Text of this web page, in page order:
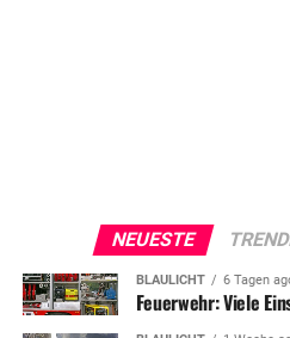
NEUESTE
BLAULICHT 6 Tagen
Feuerwehr: Viele